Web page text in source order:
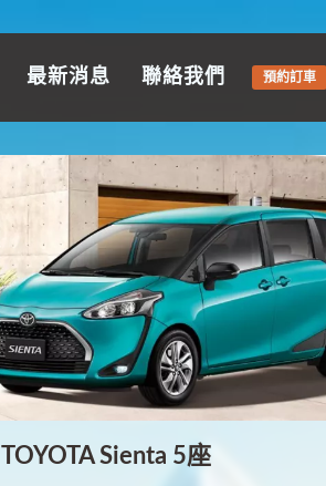
預約訂車
最新消息 聯絡我們
TOYOTA Sienta 5座